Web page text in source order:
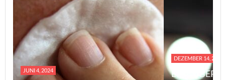
JUNI 4, 2024
DEZEMBER 14, 2023
EINE